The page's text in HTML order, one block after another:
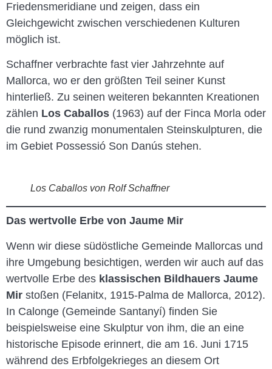
Friedensmeridiane und zeigen, dass ein
Gleichgewicht zwischen verschiedenen Kulturen
möglich ist.
Schaffner verbrachte fast vier Jahrzehnte auf
Mallorca, wo er den größten Teil seiner Kunst
hinterließ. Zu seinen weiteren bekannten Kreationen
zählen Los Caballos (1963) auf der Finca Morla oder
die rund zwanzig monumentalen Steinskulpturen, die
im Gebiet Possessió Son Danús stehen.
Los Caballos von Rolf Schaffner
Das wertvolle Erbe von Jaume Mir
Wenn wir diese südöstliche Gemeinde Mallorcas und
ihre Umgebung besichtigen, werden wir auch auf das
wertvolle Erbe des klassischen Bildhauers Jaume
Mir stoßen (Felanitx, 1915-Palma de Mallorca, 2012).
In Calonge (Gemeinde Santanyí) finden Sie
beispielsweise eine Skulptur von ihm, die an eine
historische Episode erinnert, die am 16. Juni 1715
während des Erbfolgekrieges an diesem Ort